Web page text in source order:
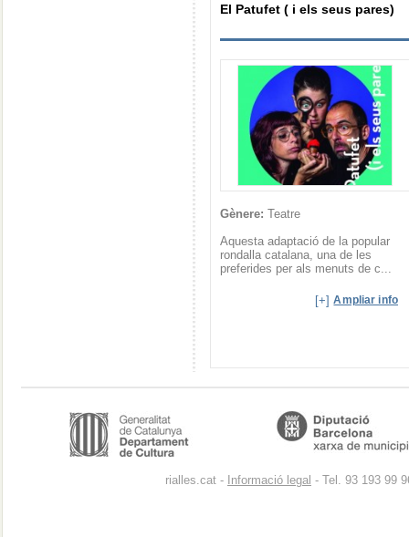
El Patufet ( i els seus pares)
Gènere: Teatre
Aquesta adaptació de la popular
rondalla catalana, una de les
preferides per als menuts de c...
[+]Ampliar info
rialles.cat - Informació legal - Tel. 93 193 99